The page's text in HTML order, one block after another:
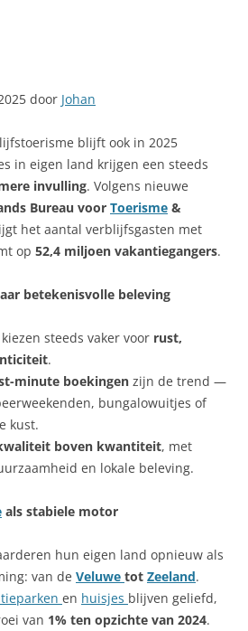
door Johan
blijft ook in 2025
in eigen land krijgen een steeds
invulling. Volgens nieuwe
Bureau voor Toerisme &
het aantal verblijfsgasten met
op 52,4 miljoen vakantiegangers.
betekenisvolle beleving
steeds vaker voor rust,
.
minute boekingen zijn de trend —
bungalowuitjes of
kust.
boven kwantiteit, met
en lokale beleving.
als stabiele motor
hun eigen land opnieuw als
van de Veluwe tot Zeeland.
en huisjes blijven geliefd,
van 1% ten opzichte van 2024.